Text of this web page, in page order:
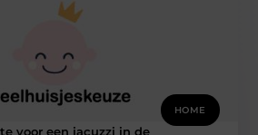
HOME
voor een jacuzzi in de